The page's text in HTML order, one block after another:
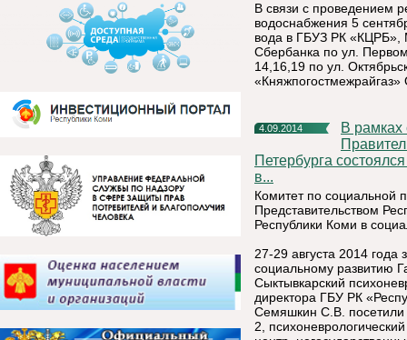
В связи с проведением
водоснабжения 5
вода в ГБУЗ РК «КЦРБ»,
Сбербанка по ул.
14,16,19 по ул.
4.09.2014
В рамках соглашения о сотрудничестве между
Петербурга
в...
Комитет по социальной
Представительством
Республики Коми в
27-29 августа 2014 года
социальному развитию
Сыктывкарский
директора ГБУ РК
Семяшкин С.В. посетили
2,